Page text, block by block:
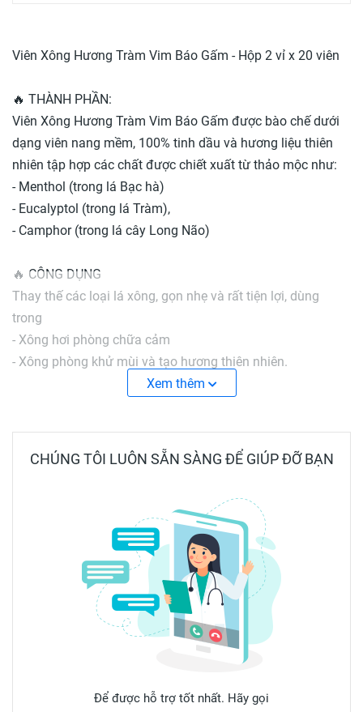
Viên Xông Hương Tràm Vim Báo Gấm - Hộp 2 vỉ x 20 viên
🔥 THÀNH PHẦN:
Viên Xông Hương Tràm Vim Báo Gấm được bào chế dưới
dạng viên nang mềm, 100% tinh dầu và hương liệu thiên
nhiên tập hợp các chất được chiết xuất từ thảo mộc như:
- Menthol (trong lá Bạc hà)
- Eucalyptol (trong lá Tràm),
- Camphor (trong lá cây Long Não)
🔥 CÔNG DỤNG
Thay thế các loại lá xông, gọn nhẹ và rất tiện lợi, dùng
trong
- Xông hơi phòng chữa cảm
- Xông phòng khử mùi và tạo hương thiên nhiên.
- Xông hơi bằng nước nóng: Cho 4 viên vào nồi chứa 2 - 3
hoặc bình xông, hoặc có thể cho 1 viên vào ly chứa 200-
250ml nước sôi, đậy nắp ly bằng phễu giấy, hít vào mũi,
- Trong Sauna: Hòa tan 4 viên nang vào trong 200ml nước
sôi rồi tưới từ từ lên lò than.
- Không dùng cho trẻ em dưới 30 tháng tuổi
- Không dùng cho người ra nhiều mồ hôi.
Xem thêm
CHÚNG TÔI LUÔN SẴN SÀNG ĐỂ GIÚP ĐỠ BẠN
Để được hỗ trợ tốt nhất. Hãy gọi